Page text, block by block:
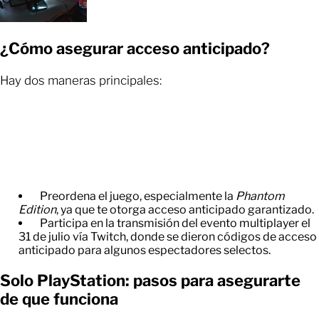
¿Cómo asegurar acceso anticipado?
Hay dos maneras principales:
Preordena el juego, especialmente la Phantom
Edition, ya que te otorga acceso anticipado garantizado.
Participa en la transmisión del evento multiplayer el
31 de julio vía Twitch, donde se dieron códigos de acceso
anticipado para algunos espectadores selectos.
Solo PlayStation: pasos para asegurarte
de que funciona